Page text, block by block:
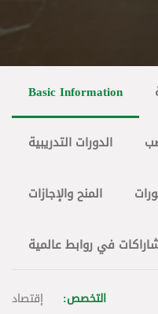
Basic Information
الدورات التدريبية
المنح والإجازات
في روابط عالمية
التخصص:
إقتصاد